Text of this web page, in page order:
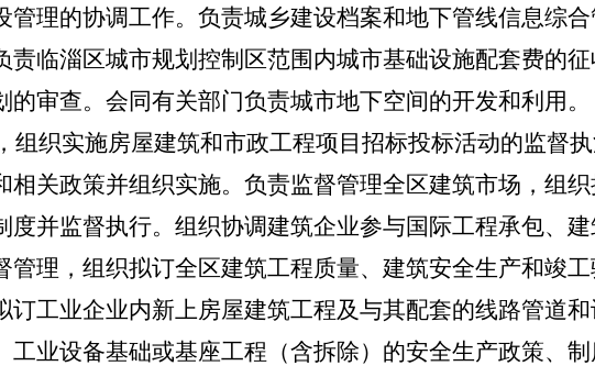
管理的协调工作。负责城乡建设档案和地下管线信息综合
责临淄区城市规划控制区范围内城市基础设施配套费的
审查。会同有关部门负责城市地下空间的开发和利用。
组织实施房屋建筑和市政工程项目招标投标活动的监督执
相关政策并组织实施。 负责监督管理全区建筑市场，组
度并监督执行。组织协调建筑企业参与国际工程承包、
管理，组织拟订全区建筑工程质量、建筑安全生产和竣
订工业企业内新上房屋建筑工程及与其配套的线路管道
工业设备基础或基座工程（含拆除）的安全生产政策、